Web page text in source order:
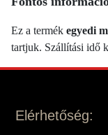
Ez a termék egyedi
tartjuk. Szállítási idő
Elérhetőség: